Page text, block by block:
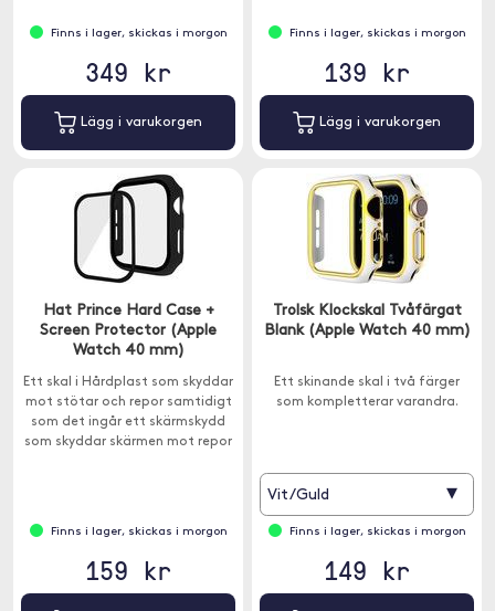
Finns i lager, skickas i morgon
349 kr
Lägg i varukorgen
Finns i lager, skickas i morgon
139 kr
Lägg i varukorgen
Hat Prince Hard Case +
Screen Protector (Apple
Watch 40 mm)
Ett skal i Hårdplast som skyddar
mot stötar och repor samtidigt
som det ingår ett skärmskydd
som skyddar skärmen mot repor
Finns i lager, skickas i morgon
159 kr
Trolsk Klockskal Tvåfärgat
Blank (Apple Watch 40 mm)
Ett skinande skal i två färger
som kompletterar varandra.
Vit/Guld ▾
Finns i lager, skickas i morgon
149 kr